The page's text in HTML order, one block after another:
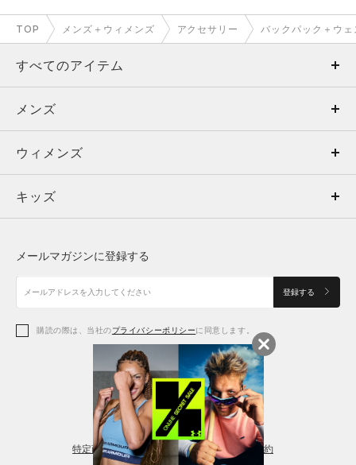
TOP メンズ＋ウィメンズ アクセサリー バックパック＋ウ
すべてのアイテム
メンズ
ウィメンズ
キッズ
アクセサリー
メンズ
トップス
ボトムス
アクセサリー
ウィメンズ
トップス
シューズ
アクセサリー
レギンス＆タイツ
キッズ
シューズ
メールマガジンに登録する
登録する
購読の際は、当社のプライバシーポリシーに同意します。
特定商取引法に基づく通販の表記 会員規約